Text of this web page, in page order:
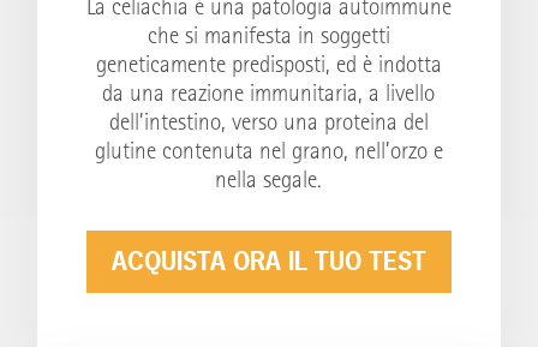
La celiachia è una patologia autoimmune
che si manifesta in soggetti
geneticamente predisposti, ed è indotta
da una reazione immunitaria, a livello
dell’intestino, verso una proteina del
glutine contenuta nel grano, nell’orzo e
nella segale.
ACQUISTA ORA IL TUO TEST